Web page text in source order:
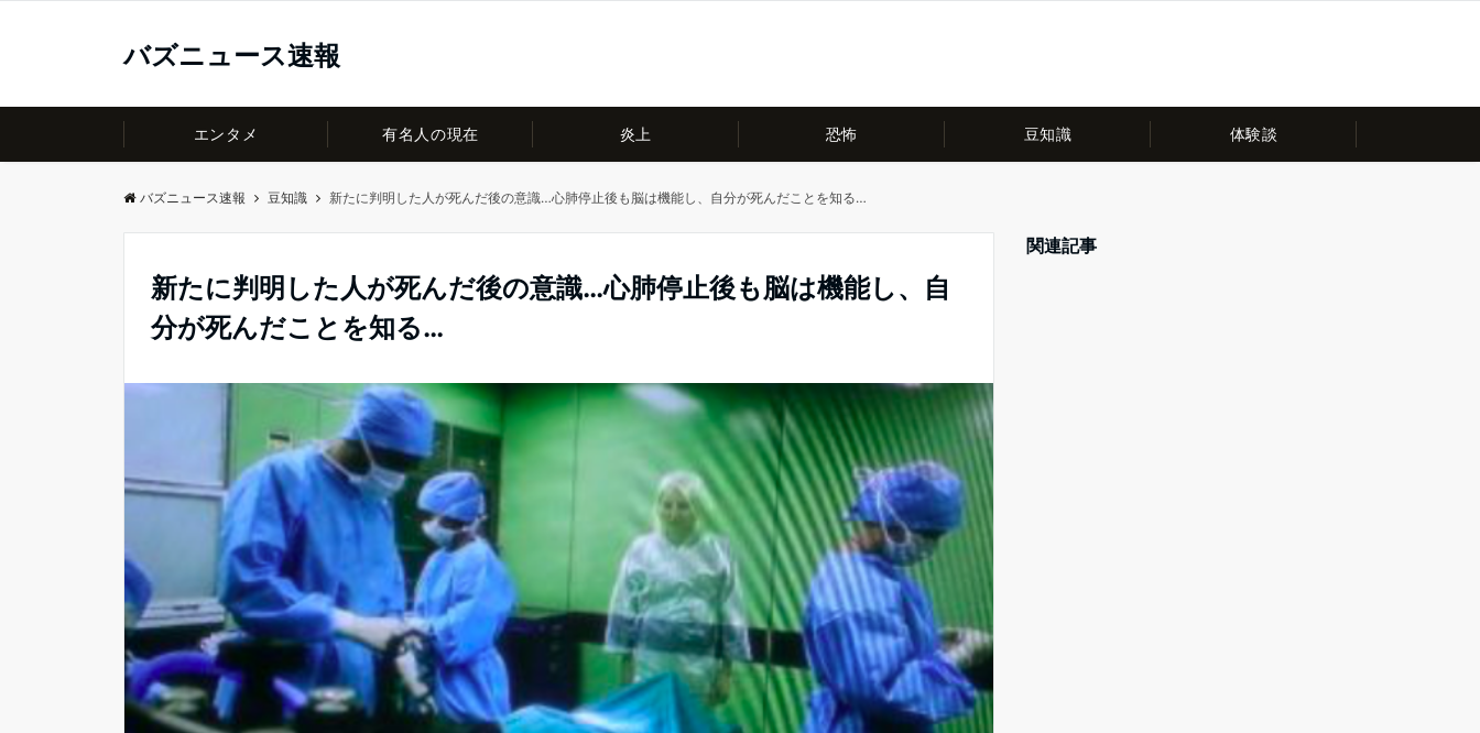
バズニュース速報
エンタメ 有名人の現在 炎上 恐怖 豆知識 体験談
バズニュース速報 豆知識 新たに判明した人が死んだ後の意識…心肺停止後も脳は機能し、自分が死んだことを知る…
新たに判明した人が死んだ後の意識…心肺停止後も脳は機能し、自
分が死んだことを知る…
関連記事